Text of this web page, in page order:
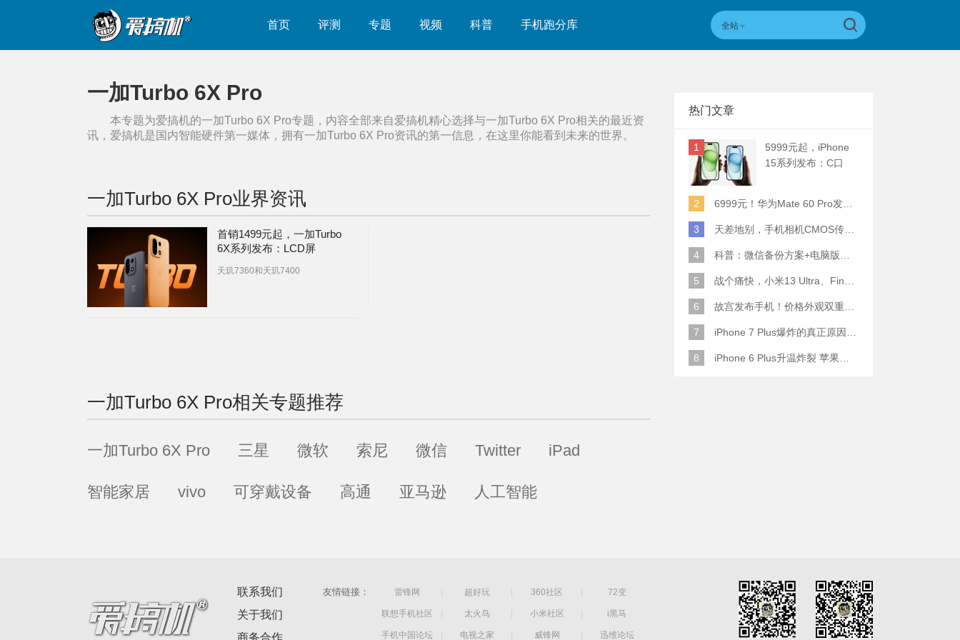
首页 评测 专题 视频 科普 手机跑分库 全站
一加Turbo 6X Pro
本专题为爱搞机的一加Turbo 6X Pro专题，内容全部来自爱搞机精心选择与一加Turbo 6X Pro相关的最近资
讯，爱搞机是国内智能硬件第一媒体，拥有一加Turbo 6X Pro资讯的第一信息，在这里你能看到未来的世界。
一加Turbo 6X Pro业界资讯
首销1499元起，一加Turbo
6X系列发布：LCD屏
比】
天玑7360和天玑7400
一加Turbo 6X Pro相关专题推荐
一加Turbo 6X Pro 三星 微软 索尼 微信 Twitter iPad
智能家居 vivo 可穿戴设备 高通 亚马逊 人工智能
热门文章
1
5999元起，iPhone
15系列发布：C口
2
6999元！华为Mate 60 Pro发布：麒麟9000S+卫星通话 (附初步跑分)
3 天差地别，手机相机CMOS传感器实际面积对比
4 科普：微信备份方案+电脑版丢失数据恢复指南
5 战个痛快，小米13 Ultra、Find X6 Pro、vivo X90 Pro+、小米12SU拍照横评
6 故宫发布手机！价格外观双重逆天！
7 iPhone 7 Plus爆炸的真正原因原来是这样
8 iPhone 6 Plus升温炸裂 苹果赔了一部全新的
联系我们
关于我们
商务合作
友情链接： 雷锋网 超好玩 360社区 72变
联想手机社区 太火鸟 小米社区 i黑马
手机中国论坛 电视之家 威锋网 迅维论坛